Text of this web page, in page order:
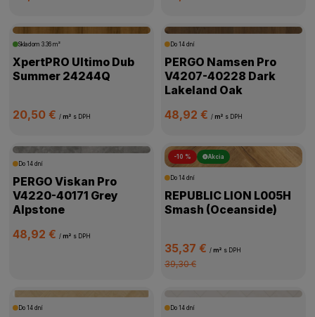
Skladom3.36 m²
XpertPRO Ultimo Dub
Summer 24244Q
20,50 €/ m² s DPH
Do 14 dní
PERGO Namsen Pro
V4207-40228 Dark
Lakeland Oak
48,92 € / m² s DPH
Do 14 dní
PERGO Viskan Pro
V4220-40171 Grey
Alpstone
48,92 €/ m² s DPH
-10 % Akcia
Do 14 dní
REPUBLIC LION L005H
Smash (Oceanside)
35,37 € / m² s DPH
39,30 €
Do 14 dní Do 14 dní